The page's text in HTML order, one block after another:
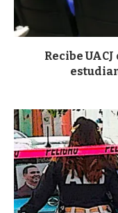
Recibe